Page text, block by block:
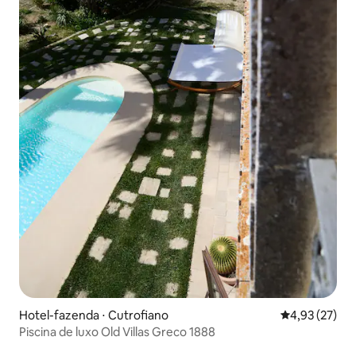
Hotel-fazenda ⋅ Cutrofiano 4,93 de uma
4,93 (27)
Piscina de luxo Old Villas Greco 1888